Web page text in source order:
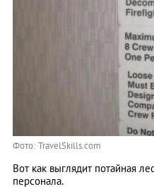
Фото: TravelSkills.com
Вот как выглядит потайная
персонала.